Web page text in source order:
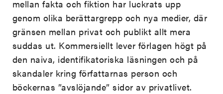
mellan fakta och fiktion har luckrats upp
genom olika berättargrepp och nya medier, där
gränsen mellan privat och publikt allt mera
suddas ut. Kommersiellt lever förlagen högt på
den naiva, identifikatoriska läsningen och på
skandaler kring författarnas person och
böckernas ”avslöjande” sidor av privatlivet.